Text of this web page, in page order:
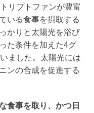
リプトファンが豊富
いる食事を摂取する
かりと太陽光を浴び
た条件を加えた4グ
ました。太陽光には
ンの合成を促進する
食事を取り、かつ日